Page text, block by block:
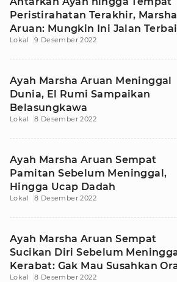
Peristirahatan Terakhir, Marsha
Aruan: Mungkin Ini Jalan
Lokal 9 Desember 2022
Ayah Marsha Aruan Meninggal
Dunia, El Rumi Sampaikan
Belasungkawa
Lokal 8 Desember 2022
Ayah Marsha Aruan Sempat
Pamitan Sebelum Meninggal,
Hingga Ucap Dadah
Lokal 8 Desember 2022
Ayah Marsha Aruan Sempat
Sucikan Diri Sebelum
Kerabat: Gak Mau Susahkan
Lokal 8 Desember 2022